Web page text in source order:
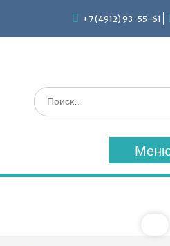
содержимому
+7 (4912) 93-55-61
Поиск
по: